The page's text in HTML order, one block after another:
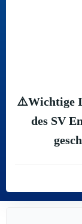
⚠️Wichtige
des SV